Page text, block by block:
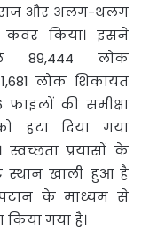
और अलग-थलग
कवर किया। इसने
89,444 लोक
लोक शिकायत
की समीक्षा
हटा दिया गया
प्रयासों के
स्थान खाली हुआ है
के माध्यम से
गया है।